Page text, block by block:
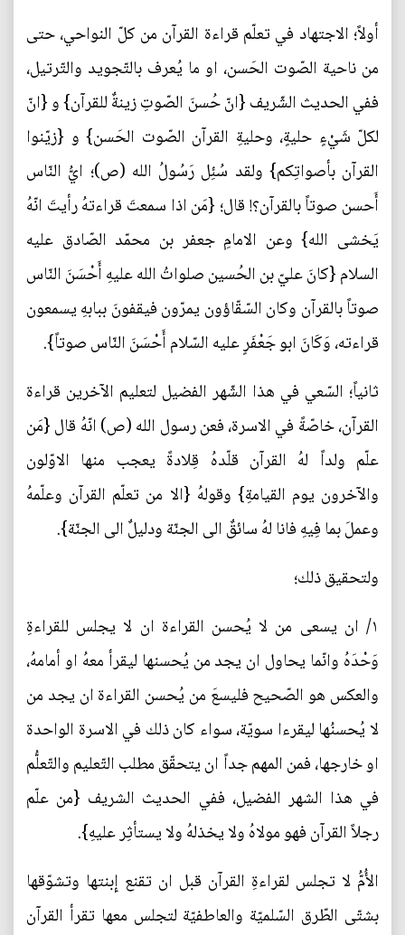
أولاً؛ الاجتهاد في تعلّم قراءة القرآن من كلّ النواحي، حتى
من ناحية الصّوت الحَسن، او ما يُعرف بالتّجويد والتّرتيل،
ففي الحديث الشّريف {انّ حُسنَ الصّوتِ زينةٌ للقرآن} و {انّ
لكلّ شَيْءٍ حليةٍ، وحليةِ القرآن الصّوت الحَسن} و {زيّنوا
القرآن بأصواتِكم} ولقد سُئِل رَسُولُ الله (ص)؛ ايُّ النّاس
أَحسن صوتاً بالقرآن؟! قال؛ {مَن اذا سمعتَ قراءتهُ رأيتَ انّهُ
يَخشى الله} وعن الامامِ جعفر بن محمّد الصّادق عليه
السلام {كانَ عليّ بن الحُسين صلواتُ الله عليهِ أَحْسَنَ النّاس
صوتاً بالقرآن وكان السّقّاؤون يمرّون فيقفونَ ببابهِ يسمعون
قراءته، وَكَانَ ابو جَعْفَرٍ عليه السّلام أَحْسَنَ النّاس صوتاً}.
ثانياً؛ السّعي في هذا الشّهر الفضيل لتعليم الآخرين قراءة
القرآن، خاصّةً في الاسرة، فعن رسول الله (ص) انّهُ قال {مَن
علّم ولداً لهُ القرآن قلّدهُ قِلادةً يعجب منها الاوّلون
والآخرون يوم القيامةِ} وقولهُ {الا من تعلّم القرآن وعلّمهُ
وعملَ بما فِيهِ فانا لهُ سائقٌ الى الجنّة ودليلٌ الى الجنّة}.
ولتحقيق ذلك؛
١/ ان يسعى من لا يُحسن القراءة ان لا يجلس للقراءةِ
وَحْدَهُ وانّما يحاول ان يجد من يُحسنها ليقرأ معهُ او أمامهُ،
والعكس هو الصّحيح فليسعَ من يُحسن القراءة ان يجد من
لا يُحسنُها ليقرءا سويّة، سواء كان ذلك في الاسرة الواحدة
او خارجها، فمن المهم جداً ان يتحقّق مطلب التّعليم والتّعلُّم
في هذا الشهر الفضيل، ففي الحديث الشريف {من علّم
رجلاً القرآن فهو مولاهُ ولا يخذلهُ ولا يستأثِر عليهِ}.
الأُمُّ لا تجلس لقراءةِ القرآن قبل ان تقنع إِبنتها وتشوّقها
بشتّى الطّرق السّلميّة والعاطفيّة لتجلس معها تقرأ القرآن